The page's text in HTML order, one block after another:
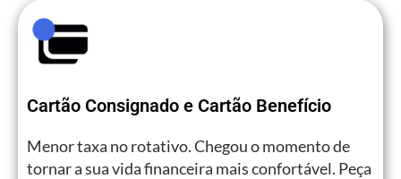
Cartão Consignado e Cartão Benefício
Menor taxa no rotativo. Chegou o momento de
tornar a sua vida financeira mais confortável. Peça